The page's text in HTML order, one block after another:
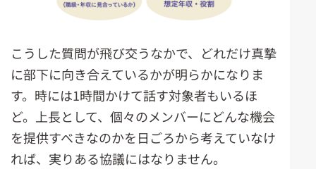
こうした質問が飛び交うなかで、どれだけ真摯
に部下に向き合えているかが明らかになりま
す。時には1時間かけて話す対象者もいるほ
ど。上長として、個々のメンバーにどんな機会
を提供すべきなのかを日ごろから考えていなけ
れば、実りある協議にはなりません。